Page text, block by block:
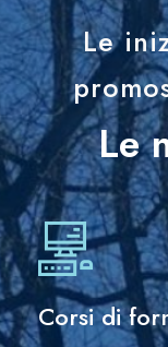
Le
Le
Corsi di